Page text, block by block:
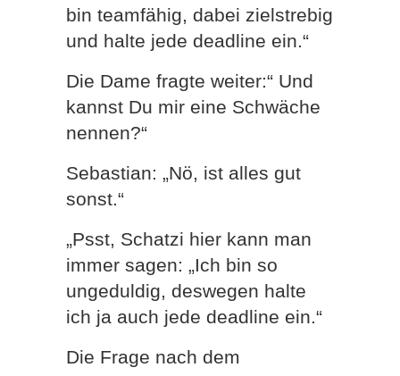
bin teamfähig, dabei zielstrebig
und halte jede deadline ein.“
Die Dame fragte weiter:“ Und
kannst Du mir eine Schwäche
nennen?“
Sebastian: „Nö, ist alles gut
sonst.“
„Psst, Schatzi hier kann man
immer sagen: „Ich bin so
ungeduldig, deswegen halte
ich ja auch jede deadline ein.“
Die Frage nach dem